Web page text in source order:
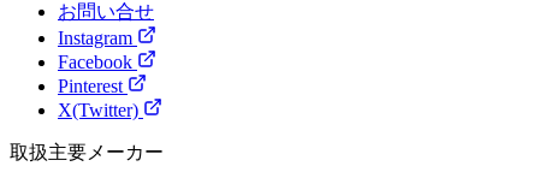
お問い合せ
Instagram
Facebook
Pinterest
X(Twitter)
取扱主要メーカー